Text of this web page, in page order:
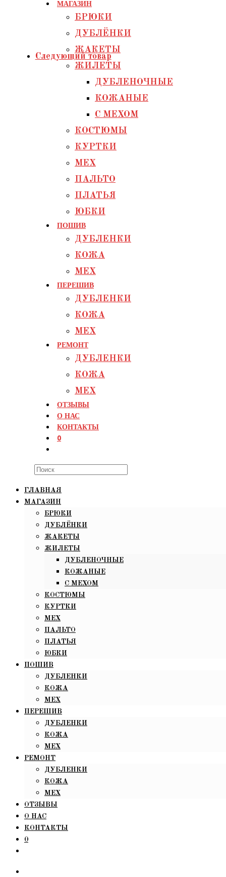
МАГАЗИН
БРЮКИ
ДУБЛЁНКИ
ЖАКЕТЫ
ЖИЛЕТЫ
ДУБЛЕНОЧНЫЕ
КОЖАНЫЕ
С МЕХОМ
КОСТЮМЫ
КУРТКИ
МЕХ
ПАЛЬТО
ПЛАТЬЯ
ЮБКИ
ПОШИВ
ДУБЛЕНКИ
КОЖА
МЕХ
ПЕРЕШИВ
ДУБЛЕНКИ
КОЖА
МЕХ
РЕМОНТ
ДУБЛЕНКИ
КОЖА
МЕХ
ОТЗЫВЫ
О НАС
КОНТАКТЫ
0
Search
website
ГЛАВНАЯ
МАГАЗИН
БРЮКИ
ДУБЛЁНКИ
ЖАКЕТЫ
ЖИЛЕТЫ
ДУБЛЕНОЧНЫЕ
КОЖАНЫЕ
С МЕХОМ
КОСТЮМЫ
КУРТКИ
МЕХ
ПАЛЬТО
ПЛАТЬЯ
ЮБКИ
ПОШИВ
ДУБЛЕНКИ
КОЖА
МЕХ
ПЕРЕШИВ
ДУБЛЕНКИ
КОЖА
МЕХ
РЕМОНТ
ДУБЛЕНКИ
КОЖА
МЕХ
ОТЗЫВЫ
О НАС
КОНТАКТЫ
0
Следующий товар